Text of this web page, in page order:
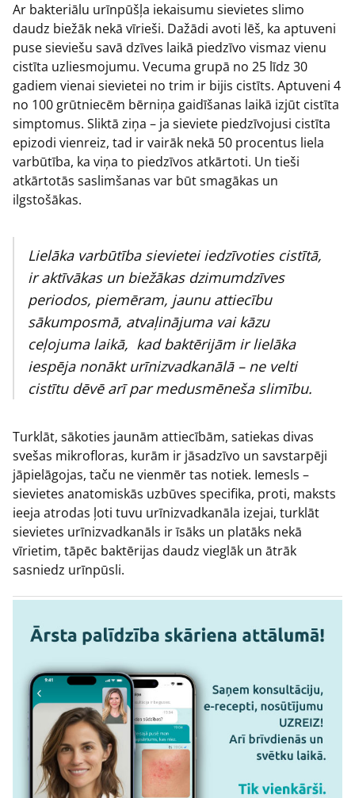
Ar bakteriālu urīnpūšļa iekaisumu sievietes slimo
daudz biežāk nekā vīrieši. Dažādi avoti lēš, ka aptuveni
puse sieviešu savā dzīves laikā piedzīvo vismaz vienu
cistīta uzliesmojumu. Vecuma grupā no 25 līdz 30
gadiem vienai sievietei no trim ir bijis cistīts. Aptuveni 4
no 100 grūtniecēm bērniņa gaidīšanas laikā izjūt cistīta
simptomus. Sliktā ziņa – ja sieviete piedzīvojusi cistīta
epizodi vienreiz, tad ir vairāk nekā 50 procentus liela
varbūtība, ka viņa to piedzīvos atkārtoti. Un tieši
atkārtotās saslimšanas var būt smagākas un
ilgstošākas.
Lielāka varbūtība sievietei iedzīvoties cistītā,
ir aktīvākas un biežākas dzimumdzīves
periodos, piemēram, jaunu attiecību
sākumposmā, atvaļinājuma vai kāzu
ceļojuma laikā, kad baktērijām ir lielāka
iespēja nonākt urīnizvadkanālā – ne velti
cistītu dēvē arī par medusmēneša slimību.
Turklāt, sākoties jaunām attiecībām, satiekas divas
svešas mikrofloras, kurām ir jāsadzīvo un savstarpēji
jāpielāgojas, taču ne vienmēr tas notiek. Iemesls –
sievietes anatomiskās uzbūves specifika, proti, maksts
ieeja atrodas ļoti tuvu urīnizvadkanāla izejai, turklāt
sievietes urīnizvadkanāls ir īsāks un platāks nekā
vīrietim, tāpēc baktērijas daudz vieglāk un ātrāk
sasniedz urīnpūsli.